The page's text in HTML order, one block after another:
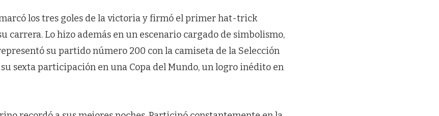
los tres goles de la victoria y firmó el primer hat-trick
carrera. Lo hizo además en un escenario cargado de simbolismo,
su partido número 200 con la camiseta de la Selección
sexta participación en una Copa del Mundo, un logro inédito en